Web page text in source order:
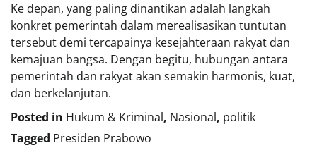
Ke depan, yang paling dinantikan adalah langkah
konkret pemerintah dalam merealisasikan tuntutan
tersebut demi tercapainya kesejahteraan rakyat dan
kemajuan bangsa. Dengan begitu, hubungan antara
pemerintah dan rakyat akan semakin harmonis, kuat,
dan berkelanjutan.
Posted in Hukum & Kriminal, Nasional, politik
Tagged Presiden Prabowo